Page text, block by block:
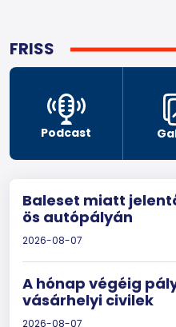
FRISS
Podcast
Baleset miatt
ös autópályán
2026-08-07
A hónap végéig
vásárhelyi civilek
2026-08-07